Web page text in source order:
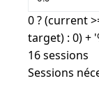
0 ? (current
target) : 0) +
16 sessions
Sessions